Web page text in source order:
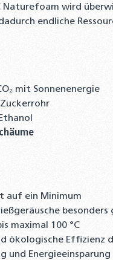
Naturefoam wird
endliche
mit Sonnenenergie
auf ein Minimum
besonders
maximal 100 °C
ökologische Effizienz
und Energieeinsparung